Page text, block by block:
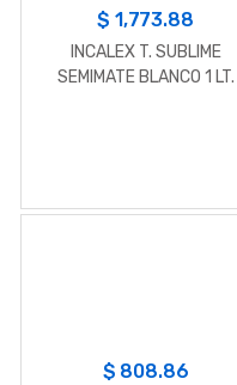
$ 1,773.88
INCALEX T. SUBLIME
SEMIMATE BLANCO 1 LT.
$ 808.86